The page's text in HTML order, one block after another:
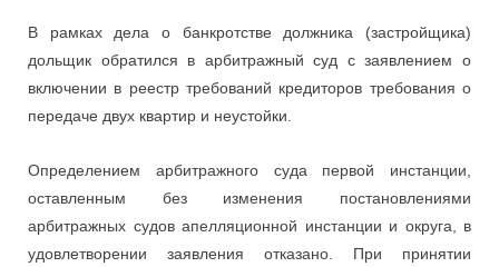
В рамках дела о банкротстве должника (застройщика)
дольщик обратился в арбитражный суд с заявлением о
включении в реестр требований кредиторов требования о
передаче двух квартир и неустойки.
Определением арбитражного суда первой инстанции,
оставленным без изменения постановлениями
арбитражных судов апелляционной инстанции и округа, в
удовлетворении заявления отказано. При принятии